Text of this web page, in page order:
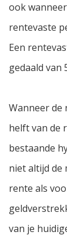
ook
rentevaste
Een
gedaald van
Wanneer de
helft van de
bestaande
niet altijd de
rente als
van je